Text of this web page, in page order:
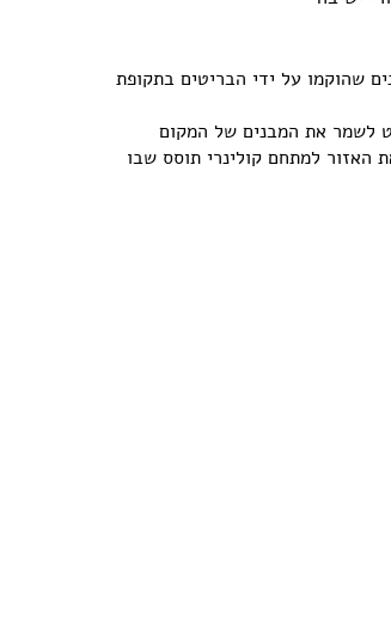
שהוקמו על ידי הבריטים בתקופת
לשמר את המבנים של המקום
למתחם קולינרי תוסס שבו